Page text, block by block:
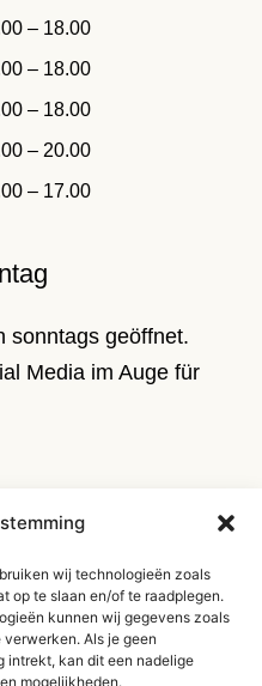
wij technologieën zoals
op te slaan en/of te raadplegen.
kunnen wij gegevens zoals
Als je geen
intrekt, kan dit een nadelige
mogelijkheden.
– 18.00
– 18.00
– 18.00
– 20.00
– 17.00
sonntags geöffnet.
Media im Auge für